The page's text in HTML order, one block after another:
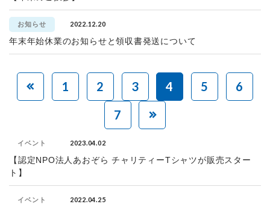
お知らせ 2022.12.20
年末年始休業のお知らせと領収書発送について
1 2 3 4 5
6
7
イベント 2023.04.02
【認定NPO法人あおぞら チャリティーTシャツが販売スター
ト】
イベント 2022.04.25